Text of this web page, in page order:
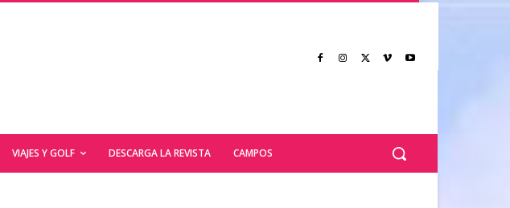
VIAJES Y GOLF DESCARGA LA REVISTA CAMPOS